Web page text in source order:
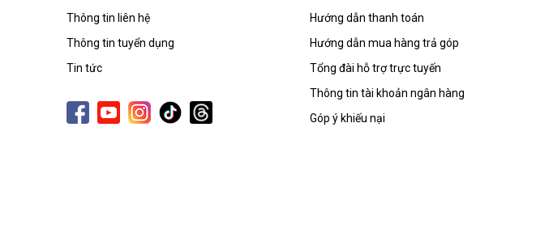
Thông tin liên hệ
Thông tin tuyển dụng
Tin tức
Hướng dẫn thanh toán
Hướng dẫn mua hàng trả góp
Tổng đài hỗ trợ trực tuyến
Thông tin tài khoản ngân hàng
Góp ý khiếu nại